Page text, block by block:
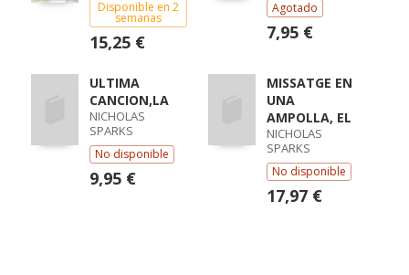
Disponible en 2
semanas
15,25 €
Agotado
7,95 €
ULTIMA
CANCION,LA
NICHOLAS
SPARKS
No disponible
9,95 €
MISSATGE EN
UNA
AMPOLLA, EL
NICHOLAS
SPARKS
No disponible
17,97 €